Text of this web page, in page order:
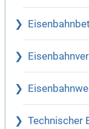
Technischer